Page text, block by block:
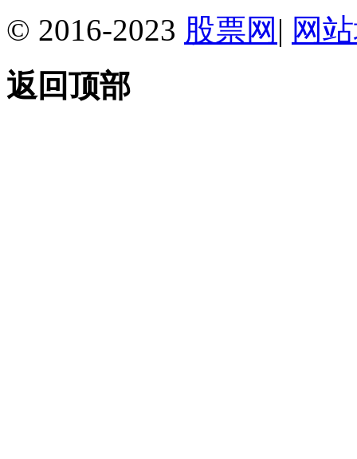
© 2016-2023 股票网 | 网
返回顶部